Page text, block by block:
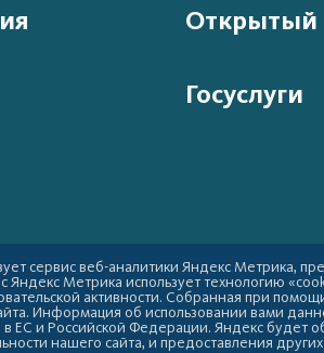
Открытый
Госуслуги
сервис веб-аналитики Яндекс Метрика,
Яндекс Метрика использует технологию
активности. Собранная при
Информация об использовании вами
ЕС и Российской Федерации. Яндекс будет
нашего сайта, и предоставления